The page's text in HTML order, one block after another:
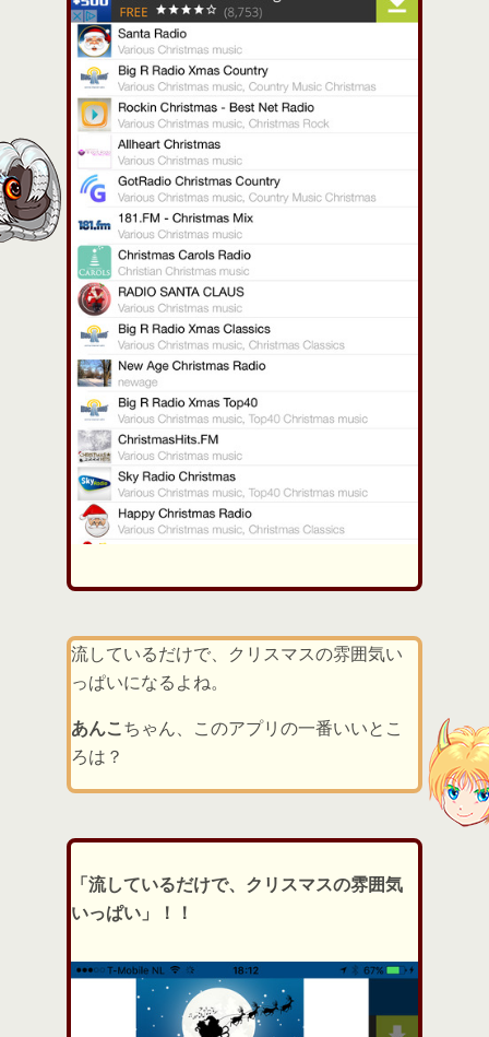
流しているだけで、クリスマスの雰囲気い
っぱいになるよね。
あんこ ちゃん、このアプリの一番いいとこ
ろは？
「流しているだけで、クリスマスの雰囲気
いっぱい」！！